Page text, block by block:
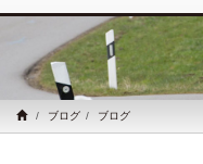
ブログ ブログ